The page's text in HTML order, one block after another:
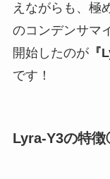
えながらも、極
のコンデンサマ
開始したのが『
です！
Lyra-Y3の特